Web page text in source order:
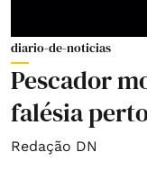
diario-de-noticias
Pescador
falésia
Redação DN